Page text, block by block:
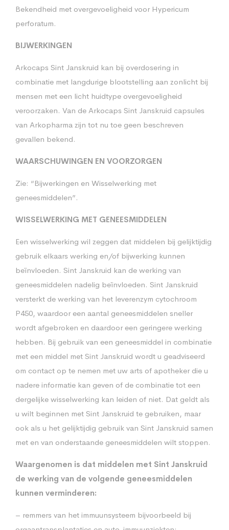
Bekendheid met overgevoeligheid voor Hypericum
perforatum.
BIJWERKINGEN
Arkocaps Sint Janskruid kan bij overdosering in
combinatie met langdurige blootstelling aan zonlicht bij
mensen met een licht huidtype overgevoeligheid
veroorzaken. Van de Arkocaps Sint Janskruid capsules
van Arkopharma zijn tot nu toe geen beschreven
gevallen bekend.
WAARSCHUWINGEN EN VOORZORGEN
Zie: “Bijwerkingen en Wisselwerking met
geneesmiddelen”.
WISSELWERKING MET GENEESMIDDELEN
Een wisselwerking wil zeggen dat middelen bij gelijktijdig
gebruik elkaars werking en/of bijwerking kunnen
beïnvloeden. Sint Janskruid kan de werking van
geneesmiddelen nadelig beïnvloeden. Sint Janskruid
versterkt de werking van het leverenzym cytochroom
P450, waardoor een aantal geneesmiddelen sneller
wordt afgebroken en daardoor een geringere werking
hebben. Bij gebruik van een geneesmiddel in combinatie
met een middel met Sint Janskruid wordt u geadviseerd
om contact op te nemen met uw arts of apotheker die u
nadere informatie kan geven of de combinatie tot een
dergelijke wisselwerking kan leiden of niet. Dat geldt als
u wilt beginnen met Sint Janskruid te gebruiken, maar
ook als u het gelijktijdig gebruik van Sint Janskruid samen
met en van onderstaande geneesmiddelen wilt stoppen.
Waargenomen is dat middelen met Sint Janskruid
de werking van de volgende geneesmiddelen
kunnen verminderen:
– remmers van het immuunsysteem bijvoorbeeld bij